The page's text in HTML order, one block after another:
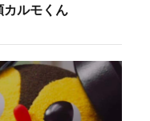
ルモくん